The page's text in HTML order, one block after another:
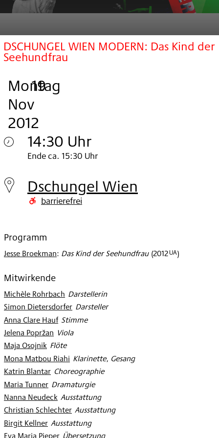
DSCHUNGEL WIEN MODERN: Das Kind der
Seehundfrau
Montag
, 19
.
Nov
2012
.
14:30 Uhr
Montag
19.
Nov
Ende ca. 15:30 Uhr
Dschungel Wien
barrierefrei
Programm
Jesse Broekman: Das Kind der Seehundfrau (2012UA)
Mitwirkende
Michèle Rohrbach: Darstellerin
Simon Dietersdorfer
: Darsteller
Anna Clare Hauf
: Stimme
Jelena Popržan: Viola
Maja Osojnik
: Flöte
Mona Matbou Riahi: Klarinette, Gesang
Katrin Blantar
: Choreographie
Maria Tunner
: Dramaturgie
Nanna Neudeck
: Ausstattung
Christian Schlechter
: Ausstattung
Birgit Kellner
: Ausstattung